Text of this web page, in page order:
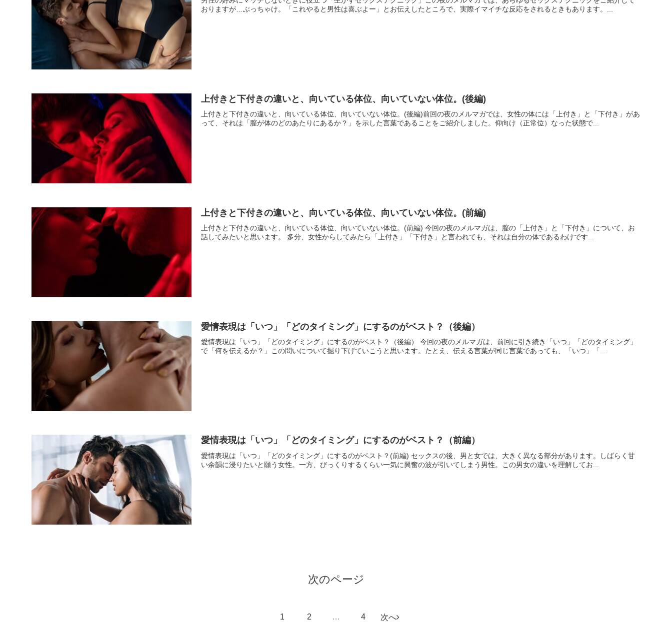
おりますが…ぶっちゃけ。「これやると男性は喜ぶよー」とお伝えしたところで、実際イマイチな反応をされるときもあります。...
上付きと下付きの違いと、向いている体位、向いていない体位。(後編)
上付きと下付きの違いと、向いている体位、向いていない体位。(後編)前回の夜のメルマガでは、女性の体には「上付き」と「下付き」があ
って、それは「膣が体のどのあたりにあるか？」を示した言葉であることをご紹介しました。仰向け（正常位）なった状態で...
上付きと下付きの違いと、向いている体位、向いていない体位。(前編)
上付きと下付きの違いと、向いている体位、向いていない体位。(前編) 今回の夜のメルマガは、膣の「上付き」と「下付き」について、お
話してみたいと思います。 多分、女性からしてみたら「上付き」「下付き」と言われても、それは自分の体であるわけです...
愛情表現は「いつ」「どのタイミング」にするのがベスト？（後編）
愛情表現は「いつ」「どのタイミング」にするのがベスト？（後編） 今回の夜のメルマガは、前回に引き続き「いつ」「どのタイミング」
で「何を伝えるか？」この問いについて掘り下げていこうと思います。たとえ、伝える言葉が同じ言葉であっても、「いつ」「...
愛情表現は「いつ」「どのタイミング」にするのがベスト？（前編）
愛情表現は「いつ」「どのタイミング」にするのがベスト？(前編) セックスの後、男と女では、大きく異なる部分があります。しばらく甘
い余韻に浸りたいと願う女性。一方、びっくりするくらい一気に興奮の波が引いてしまう男性。この男女の違いを理解してお...
次のページ
1 2 … 4 次へ